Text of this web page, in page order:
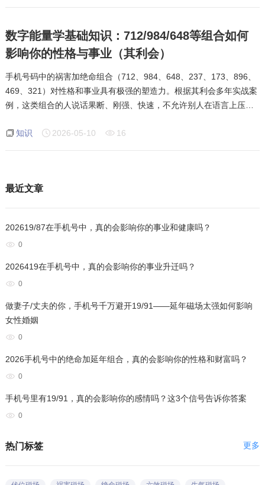
数字能量学基础知识：712/984/648等组合如何
影响你的性格与事业（其利会）
手机号码中的祸害加绝命组合（712、984、648、237、173、896、
469、321）对性格和事业具有极强的塑造力。根据其利会多年实战案
例，这类组合的人说话果断、刚强、快速，不允许别人在语言上压过
信他人，常常因小人而破财。但在事业上
知识 2026-05-10 16
最近文章
202619/87在手机号中，真的会影响你的事业和健康吗？
0
2026419在手机号中，真的会影响你的事业升迁吗？
0
做妻子/丈夫的你，手机号千万避开19/91——延年磁场太强如何影响
女性婚姻
0
2026手机号中的绝命加延年组合，真的会影响你的性格和财富吗？
0
手机号里有19/91，真的会影响你的感情吗？这3个信号告诉你答案
0
更多
热门标签